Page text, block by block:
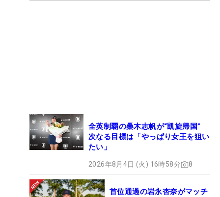
全英制覇の桑木志帆が“凱旋帰国”
次なる目標は「やっぱり女王を狙い
たい」
2026年8月4日 (火) 16時58分 8
首位通過の岩永杏奈がマッチ